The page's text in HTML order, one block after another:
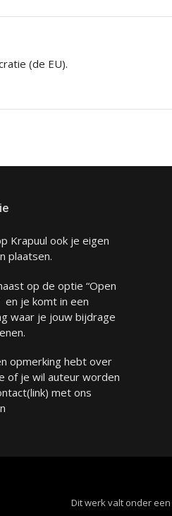
(de EU).
Krapuul ook je eigen
plaatsen.
op de optie “Open
en je komt in een
waar je jouw bijdrage
opmerking hebt over
of je wil auteur worden
(link) met ons
Dit werk valt onder een